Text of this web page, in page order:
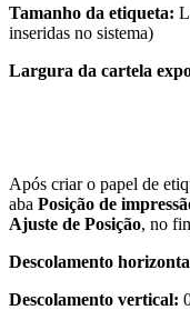
Tamanho da etiqueta:
inseridas no sistema)
Largura da cartela
Após criar o papel de
aba Posição de
Ajuste de Posição, no
Descolamento
Descolamento vertical: